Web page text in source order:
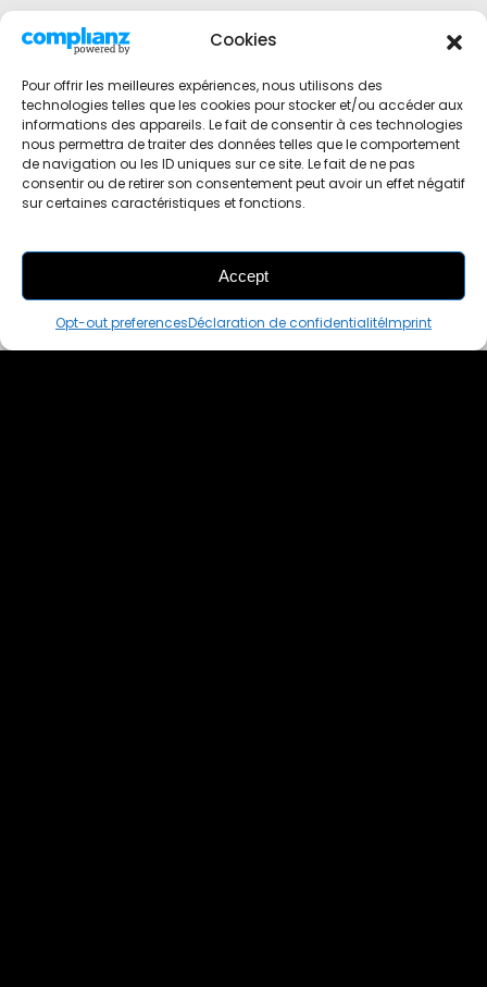
Cookies
Pour offrir les meilleures expériences, nous utilisons des
technologies telles que les cookies pour stocker et/ou accéder aux
informations des appareils. Le fait de consentir à ces technologies
nous permettra de traiter des données telles que le comportement
de navigation ou les ID uniques sur ce site. Le fait de ne pas
consentir ou de retirer son consentement peut avoir un effet négatif
sur certaines caractéristiques et fonctions.
Accept
Opt-out preferencesDéclaration de confidentialitéImprint
THIS PAIR IS
ALREADY SOLD OUT